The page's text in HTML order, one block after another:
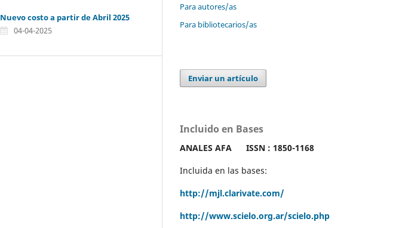
Nuevo costo a partir de Abril 2025
04-04-2025
Para autores/as
Para bibliotecarios/as
Enviar un artículo
Incluido en Bases
ANALES AFA ISSN : 1850-1168
Incluida en las bases:
http://mjl.clarivate.com/
http://www.scielo.org.ar/scielo.php